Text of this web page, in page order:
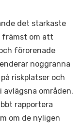
det starkaste
främst om att
förorenade
noggranna
riskplatser och
områden.
rapportera
om de nyligen